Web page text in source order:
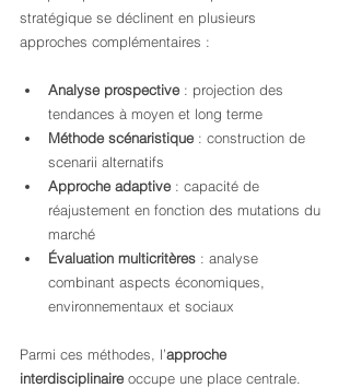
stratégique se déclinent en plusieurs
approches complémentaires :
Analyse prospective : projection des
tendances à moyen et long terme
Méthode scénaristique : construction de
scenarii alternatifs
Approche adaptive : capacité de
réajustement en fonction des mutations du
marché
Évaluation multicritères : analyse
combinant aspects économiques,
environnementaux et sociaux
Parmi ces méthodes, l’approche
interdisciplinaire occupe une place centrale.